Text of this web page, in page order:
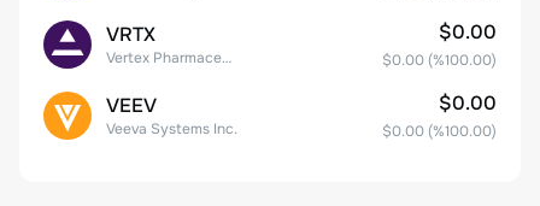
VRTX
Vertex Pharmaceuticals Inc
$0.00
$0.00 (%100.00)
VEEV
Veeva Systems Inc.
$0.00
$0.00 (%100.00)